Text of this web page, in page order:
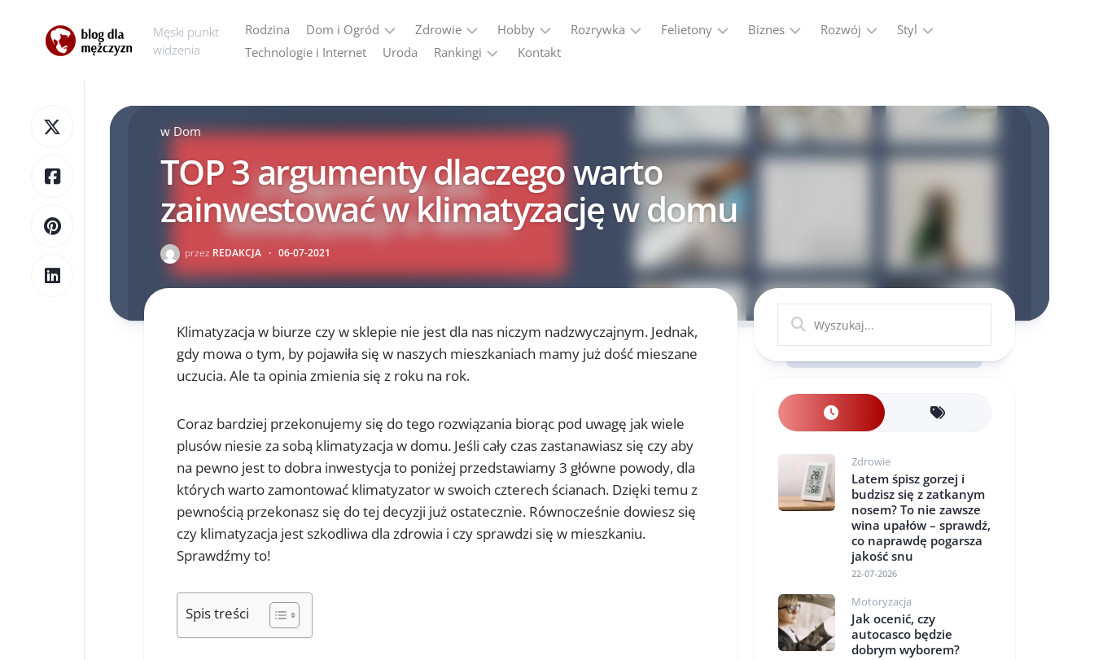
Męski punkt
widzenia
Rodzina Dom i Ogród
Ogród
Zdrowie
Seks
Hobby
Motoryzacja
Podróże
Rozrywka Felietony Biznes
Przemysł
Rozwój
Ludzie
Styl
Technologie i Internet Uroda Rankingi
VPN
2026
Programy
partnerskie
–
ranking
programów
Kontakt
wDom
TOP 3 argumenty dlaczego warto
zainwestować w klimatyzację w domu
przez REDAKCJA · 06-07-2021
Klimatyzacja w biurze czy w sklepie nie jest dla nas niczym nadzwyczajnym. Jednak,
gdy mowa o tym, by pojawiła się w naszych mieszkaniach mamy już dość mieszane
uczucia. Ale ta opinia zmienia się z roku na rok.
Coraz bardziej przekonujemy się do tego rozwiązania biorąc pod uwagę jak wiele
plusów niesie za sobą klimatyzacja w domu. Jeśli cały czas zastanawiasz się czy aby
na pewno jest to dobra inwestycja to poniżej przedstawiamy 3 główne powody, dla
których warto zamontować klimatyzator w swoich czterech ścianach. Dzięki temu z
pewnością przekonasz się do tej decyzji już ostatecznie. Równocześnie dowiesz się
czy klimatyzacja jest szkodliwa dla zdrowia i czy sprawdzi się w mieszkaniu.
Sprawdźmy to!
Spis treści
Zdrowie
Latem śpisz gorzej i
budzisz się z zatkanym
nosem? To nie zawsze
wina upałów – sprawdź,
co naprawdę pogarsza
jakość snu
22-07-2026
Motoryzacja
Jak ocenić, czy
autocasco będzie
dobrym wyborem?